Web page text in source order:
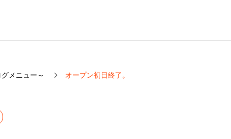
メニュー～ オープン初日終了。